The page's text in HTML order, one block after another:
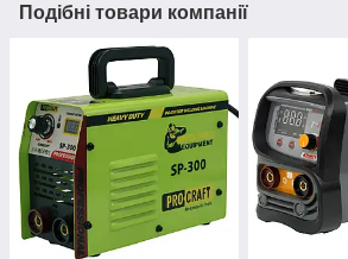
Подібні товари компанії